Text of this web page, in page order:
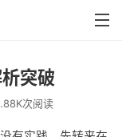
突破
次阅读